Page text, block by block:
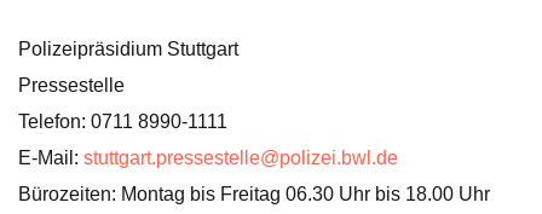
Polizeipräsidium Stuttgart
Pressestelle
Telefon: 0711 8990-1111
E-Mail: stuttgart.pressestelle@polizei.bwl.de
Bürozeiten: Montag bis Freitag 06.30 Uhr bis 18.00 Uhr